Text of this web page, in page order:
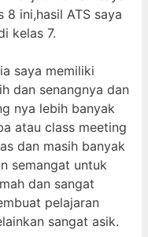
8 ini,hasil ATS saya
kelas 7.
saya memiliki
dan senangnya dan
nya lebih banyak
atau class meeting
dan masih banyak
semangat untuk
dan sangat
pelajaran
sangat asik.